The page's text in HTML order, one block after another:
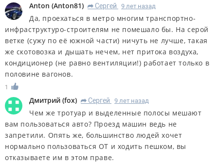
Anton (Anton81) R Сергей 9 лет назад
Да, проехаться в метро многим транспортно-
инфраструктуро-строителям не помешало бы. На серой
ветке (сужу по её южной части) ничуть не лучше, такая
же скотовозка и дышать нечем, нет притока воздуха,
кондиционер (не равно вентиляции!) работает только в
половине вагонов.
1
Дмитрий (fox) R Сергей 9 лет назад
Чем же тротуар и выделенные полосы мешают
вам пользоваться авто? Проезд машин ведь не
запретили. Опять же, большинство людей хочет
нормально пользоваться ОТ и ходить пешком, вы
отказываете им в этом праве.